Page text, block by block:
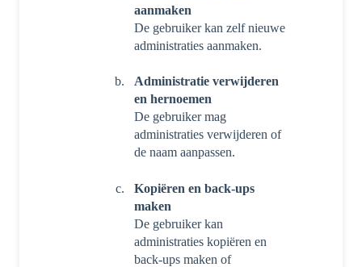
aanmaken
De gebruiker kan zelf nieuwe
administraties aanmaken.
Administratie verwijderen
en hernoemen
De gebruiker mag
administraties verwijderen of
de naam aanpassen.
Kopiëren en back-ups
maken
De gebruiker kan
administraties kopiëren en
back-ups maken of